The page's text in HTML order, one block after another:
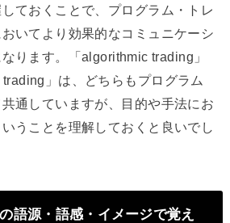
ておくことで、プログラム・トレ
いてより効果的なコミュニケーシ
ります。「algorithmic trading」
」は、どちらもプログラム
通していますが、目的や手法にお
うことを理解しておくと良いでし
語源・語感・イメージで覚え